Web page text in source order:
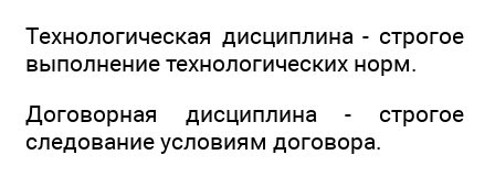
Технологическая дисциплина - строгое
выполнение технологических норм.
Договорная дисциплина - строгое
следование условиям договора.